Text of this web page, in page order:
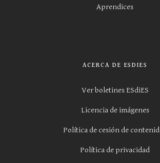
Aprendices
ACERCA DE ESDIES
Ver boletines ESdiES
Licencia de imágenes
Política de cesión de
Política de privacidad